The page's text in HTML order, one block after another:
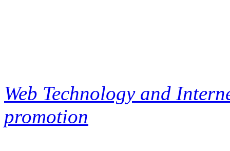
Web Technology and
promotion